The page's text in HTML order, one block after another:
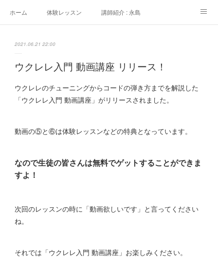
ホーム 体験レッスン 講師紹介 : 永島
2021.06.21 22:00
ウクレレ入門 動画講座 リリース！
ウクレレのチューニングからコードの弾き方までを解説した
「ウクレレ入門 動画講座」がリリースされました。
動画の⑤と⑥は体験レッスンなどの特典となっています。
なので生徒の皆さんは無料でゲットすることができま
すよ！
次回のレッスンの時に「動画欲しいです」と言ってください
ね。
それでは「ウクレレ入門 動画講座」お楽しみください。